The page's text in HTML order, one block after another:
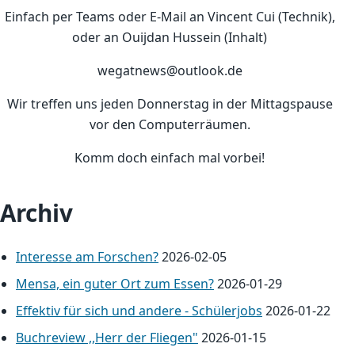
Einfach per Teams oder E-Mail an Vincent Cui (Technik),
oder an Ouijdan Hussein (Inhalt)
wegatnews@outlook.de
Wir treffen uns jeden Donnerstag in der Mittagspause
vor den Computerräumen.
Komm doch einfach mal vorbei!
Archiv
Interesse am Forschen?2026-02-05
Mensa, ein guter Ort zum Essen?2026-01-29
Effektiv für sich und andere - Schülerjobs 2026-01-22
Buchreview ,,Herr der Fliegen" 2026-01-15